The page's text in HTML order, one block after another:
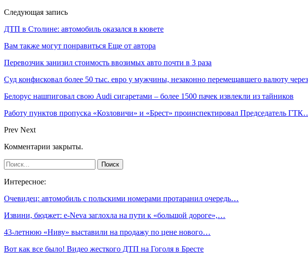
Следующая запись
ДТП в Столине: автомобиль оказался в кювете
Вам также могут понравиться Еще от автора
Перевозчик занизил стоимость ввозимых авто почти в 3 раза
Суд конфисковал более 50 тыс. евро у мужчины, незаконно перемещавшего валюту
Белорус нашпиговал свою Audi сигаретами – более 1500 пачек извлекли из тайников
Работу пунктов пропуска «Козловичи» и «Брест» проинспектировал Председатель
Prev Next
Комментарии закрыты.
Интересное:
Очевидец: автомобиль с польскими номерами протаранил очередь…
Извини, бюджет: е-Neva заглохла на пути к «большой дороге»,…
43-летнюю «Ниву» выставили на продажу по цене нового…
Вот как все было! Видео жесткого ДТП на Гоголя в Бресте